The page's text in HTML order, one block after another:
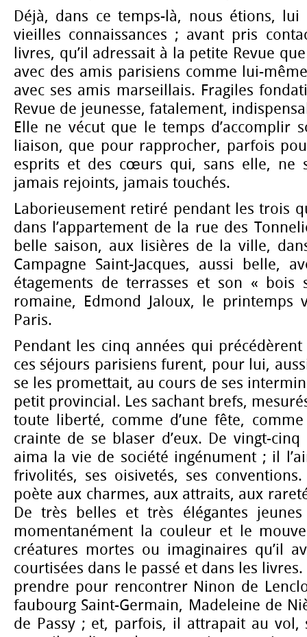
Déjà, dans ce temps-là, nous étions,
vieilles connaissances ; avant pris
livres, qu’il adressait à la petite Revue
avec des amis parisiens comme lui-
avec ses amis marseillais. Fragiles
Revue de jeunesse, fatalement,
Elle ne vécut que le temps d’accomplir
liaison, que pour rapprocher, parfois
esprits et des cœurs qui, sans elle, ne
jamais rejoints, jamais touchés.
Laborieusement retiré pendant les trois
dans l’appartement de la rue des
belle saison, aux lisières de la ville,
Campagne Saint-Jacques, aussi belle,
étagements de terrasses et son « bois
romaine, Edmond Jaloux, le printemps
Paris.
Pendant les cinq années qui
ces séjours parisiens furent, pour lui,
se les promettait, au cours de ses
petit provincial. Les sachant brefs,
toute liberté, comme d’une fête,
crainte de se blaser d’eux. De vingt-
aima la vie de société ingénument ; il
frivolités, ses oisivetés, ses
poète aux charmes, aux attraits, aux
De très belles et très élégantes
momentanément la couleur et le
créatures mortes ou imaginaires qu’il
courtisées dans le passé et dans les
prendre pour rencontrer Ninon de
faubourg Saint-Germain, Madeleine de
de Passy ; et, parfois, il attrapait au vol,